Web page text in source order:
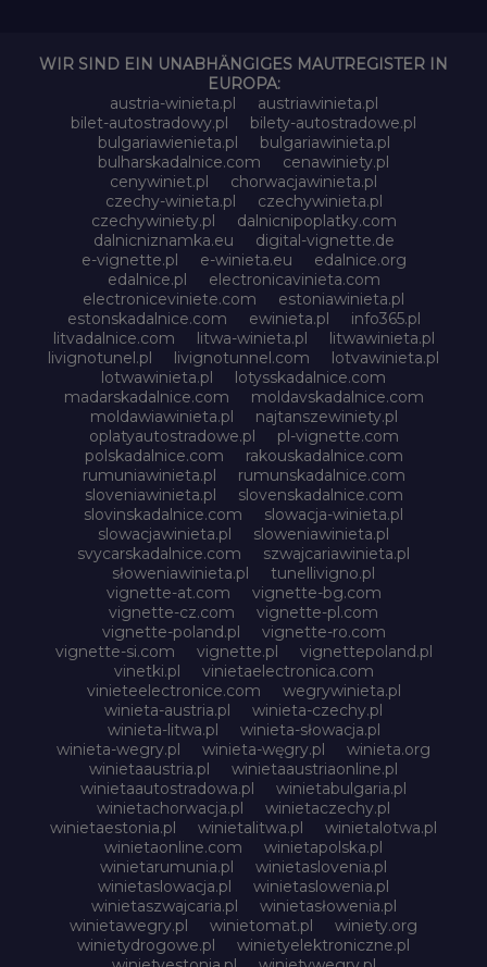
WIR SIND EIN UNABHÄNGIGES MAUTREGISTER IN
EUROPA:
austria-winieta.pl
austriawinieta.pl
bilet-autostradowy.pl
bilety-autostradowe.pl
bulgariawienieta.pl
bulgariawinieta.pl
bulharskadalnice.com
cenawiniety.pl
cenywiniet.pl
chorwacjawinieta.pl
czechy-winieta.pl
czechywinieta.pl
czechywiniety.pl
dalnicnipoplatky.com
dalnicniznamka.eu
digital-vignette.de
e-vignette.pl
e-winieta.eu
edalnice.org
edalnice.pl
electronicavinieta.com
electroniceviniete.com
estoniawinieta.pl
estonskadalnice.com
ewinieta.pl
info365.pl
litvadalnice.com
litwa-winieta.pl
litwawinieta.pl
livignotunel.pl
livignotunnel.com
lotvawinieta.pl
lotwawinieta.pl
lotysskadalnice.com
madarskadalnice.com
moldavskadalnice.com
moldawiawinieta.pl
najtanszewiniety.pl
oplatyautostradowe.pl
pl-vignette.com
polskadalnice.com
rakouskadalnice.com
rumuniawinieta.pl
rumunskadalnice.com
sloveniawinieta.pl
slovenskadalnice.com
slovinskadalnice.com
slowacja-winieta.pl
slowacjawinieta.pl
sloweniawinieta.pl
svycarskadalnice.com
szwajcariawinieta.pl
słoweniawinieta.pl
tunellivigno.pl
vignette-at.com
vignette-bg.com
vignette-cz.com
vignette-pl.com
vignette-poland.pl
vignette-ro.com
vignette-si.com
vignette.pl
vignettepoland.pl
vinetki.pl
vinietaelectronica.com
vinieteelectronice.com
wegrywinieta.pl
winieta-austria.pl
winieta-czechy.pl
winieta-litwa.pl
winieta-słowacja.pl
winieta-wegry.pl
winieta-węgry.pl
winieta.org
winietaaustria.pl
winietaaustriaonline.pl
winietaautostradowa.pl
winietabulgaria.pl
winietachorwacja.pl
winietaczechy.pl
winietaestonia.pl
winietalitwa.pl
winietalotwa.pl
winietaonline.com
winietapolska.pl
winietarumunia.pl
winietaslovenia.pl
winietaslowacja.pl
winietaslowenia.pl
winietaszwajcaria.pl
winietasłowenia.pl
winietawegry.pl
winietomat.pl
winiety.org
winietydrogowe.pl
winietyelektroniczne.pl